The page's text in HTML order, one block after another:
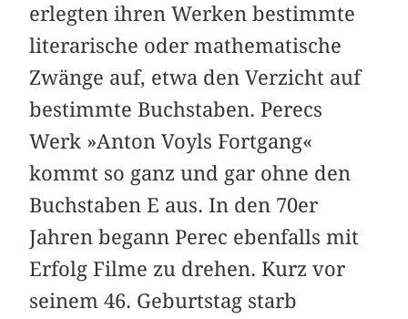
erlegten ihren Werken bestimmte
literarische oder mathematische
Zwänge auf, etwa den Verzicht auf
bestimmte Buchstaben. Perecs
Werk »Anton Voyls Fortgang«
kommt so ganz und gar ohne den
Buchstaben E aus. In den 70er
Jahren begann Perec ebenfalls mit
Erfolg Filme zu drehen. Kurz vor
seinem 46. Geburtstag starb